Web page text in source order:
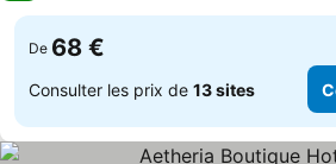
De 68 €
Consulter les prix de 13 sites